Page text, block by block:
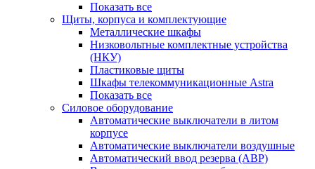
Показать все
Щиты, корпуса и комплектующие
Металлические шкафы
Низковольтные комплектные устройства
(НКУ)
Пластиковые щиты
Шкафы телекоммуникационные Astra
Показать все
Силовое оборудование
Автоматические выключатели в литом
корпусе
Автоматические выключатели воздушные
Автоматический ввод резерва (АВР)